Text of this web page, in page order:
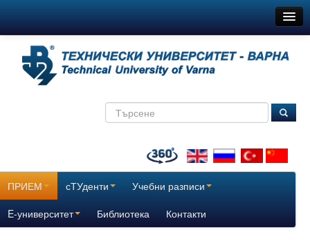
Новини
За нас
ПРИЕМ сТУденти
Учебни разписи
E-университет
Библиотека Контакти